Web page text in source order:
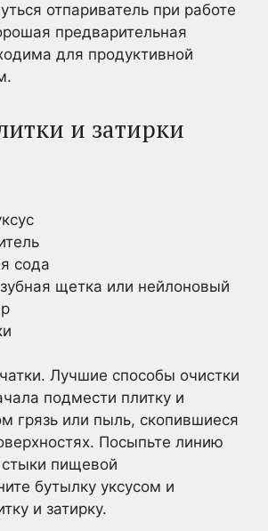
отпариватель при работе
предварительная
для продуктивной
и затирки
сода
щетка или нейлоновый
Лучшие способы очистки
подмести плитку и
грязь или пыль, скопившиеся
Посыпьте линию
стыки пищевой
бутылку уксусом и
и затирку.